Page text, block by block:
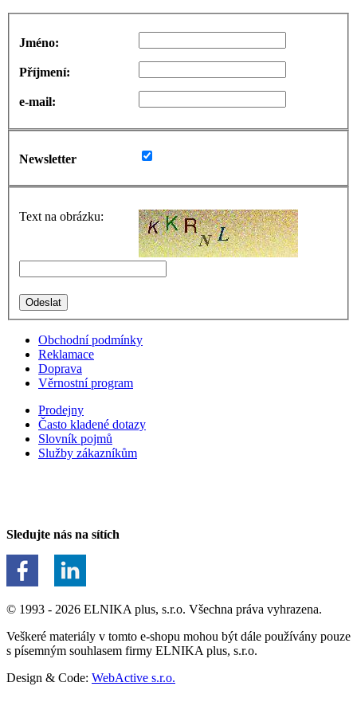
Jméno:
Příjmení:
e-mail:
Newsletter
Text na obrázku:
Obchodní podmínky
Reklamace
Doprava
Věrnostní program
Prodejny
Často kladené dotazy
Slovník pojmů
Služby zákazníkům
Sledujte nás na sítích
© 1993 - 2026 ELNIKA plus, s.r.o. Všechna práva vyhrazena.
Veškeré materiály v tomto e-shopu mohou být dále používány pouze
s písemným souhlasem firmy ELNIKA plus, s.r.o.
Design & Code: WebActive s.r.o.